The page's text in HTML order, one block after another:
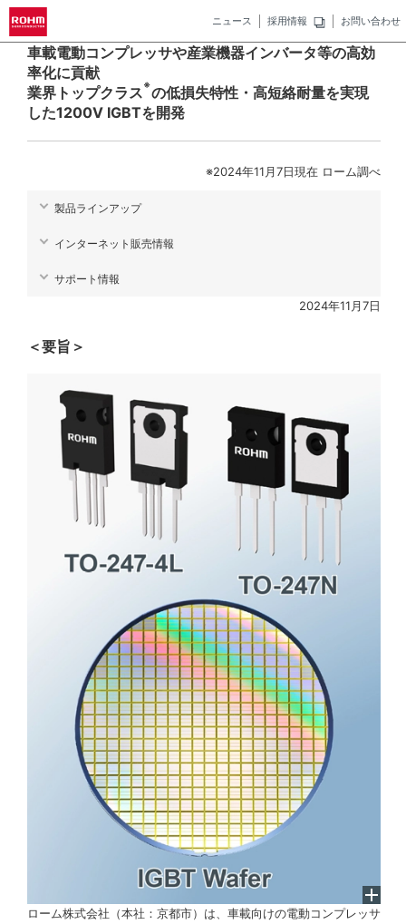
ニュース 採用情報 お問い合わせ
車載電動コンプレッサや産業機器インバータ等の高効
率化に貢献
業界トップクラス※の低損失特性・高短絡耐量を実現
した1200V IGBTを開発
※2024年11月7日現在 ローム調べ
製品ラインアップ
インターネット販売情報
サポート情報
2024年11月7日
＜要旨＞
ローム株式会社（本社：京都市）は、車載向けの電動コンプレッサ